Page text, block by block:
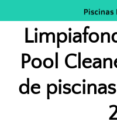
al
contenido
Pool
de